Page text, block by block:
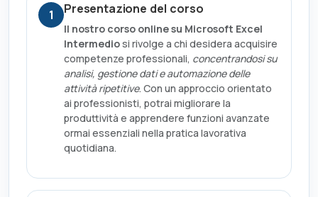
1 Presentazione del corso
Il nostro corso online su Microsoft Excel
Intermediosi rivolge a chi desidera acquisire
competenze professionali, concentrandosi su
analisi, gestione dati e automazione delle
attività ripetitive. Con un approccio orientato
ai professionisti, potrai migliorare la
produttività e apprendere funzioni avanzate
ormai essenziali nella pratica lavorativa
quotidiana.